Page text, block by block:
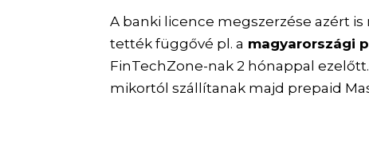
A banki licence megszerzése azért is
tették függővé pl. a magyarországi
FinTechZone-nak 2 hónappal
mikortól szállítanak majd prepaid